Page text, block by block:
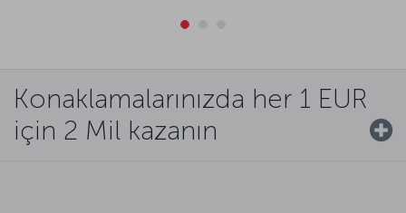
Konaklamalarınızda her 1 EUR
için 2 Mil kazanın